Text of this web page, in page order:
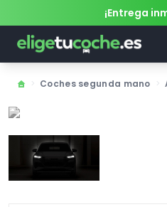
¡Entrega
Coches segunda mano